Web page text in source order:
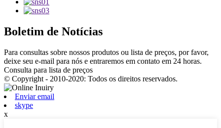
Boletim de Notícias
Para consultas sobre nossos produtos ou lista de preços, por favor,
deixe seu e-mail para nós e entraremos em contato em 24 horas.
Consulta para lista de preços
© Copyright - 2010-2020: Todos os direitos reservados.
Enviar email
skype
x